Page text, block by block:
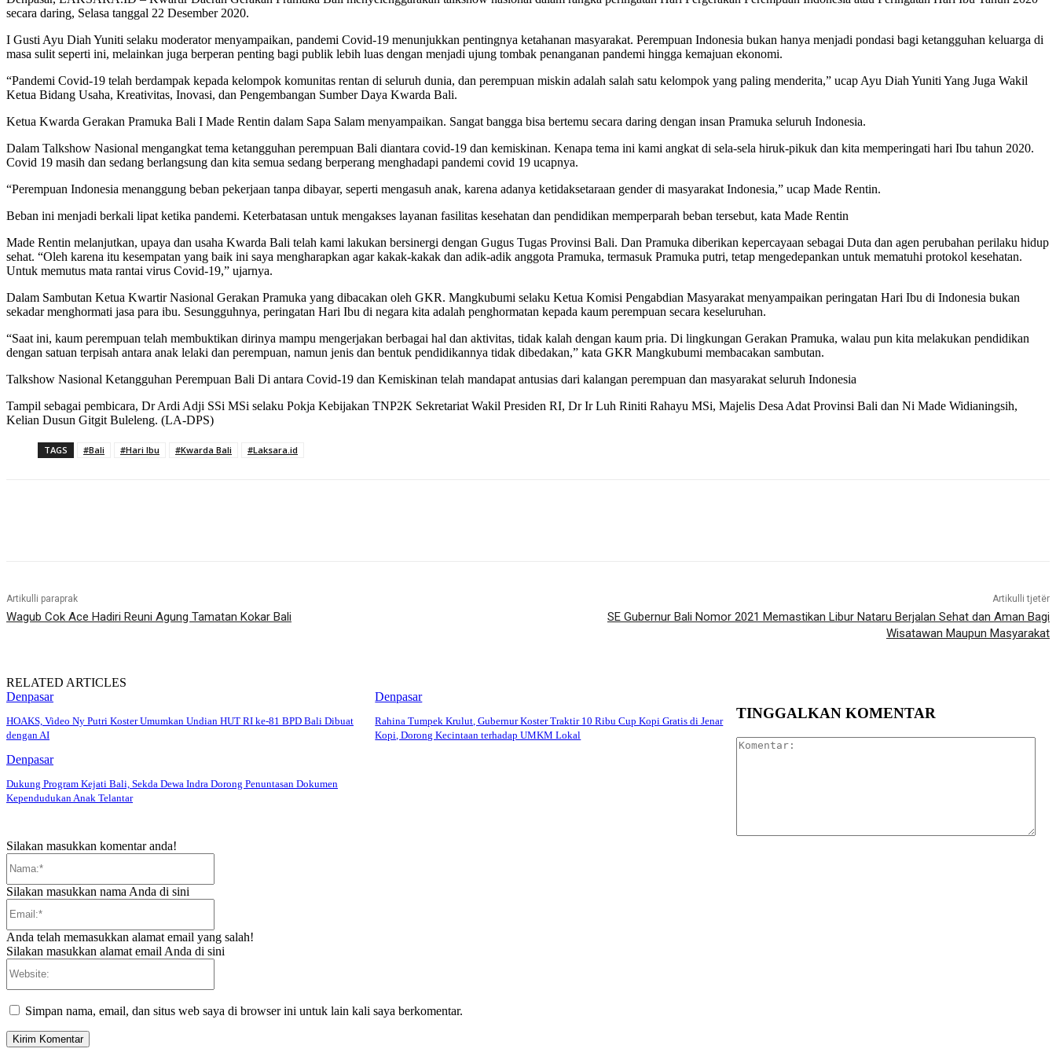
secara daring, Selasa tanggal 22 Desember 2020.
I Gusti Ayu Diah Yuniti selaku moderator menyampaikan, pandemi Covid-19 menunjukkan pentingnya ketahanan masyarakat. Perempuan Indonesia bukan hanya menjadi pondasi bagi ketangguhan keluarga di
masa sulit seperti ini, melainkan juga berperan penting bagi publik lebih luas dengan menjadi ujung tombak penanganan pandemi hingga kemajuan ekonomi.
“Pandemi Covid-19 telah berdampak kepada kelompok komunitas rentan di seluruh dunia, dan perempuan miskin adalah salah satu kelompok yang paling menderita,” ucap Ayu Diah Yuniti Yang Juga Wakil
Ketua Bidang Usaha, Kreativitas, Inovasi, dan Pengembangan Sumber Daya Kwarda Bali.
Ketua Kwarda Gerakan Pramuka Bali I Made Rentin dalam Sapa Salam menyampaikan. Sangat bangga bisa bertemu secara daring dengan insan Pramuka seluruh Indonesia.
Dalam Talkshow Nasional mengangkat tema ketangguhan perempuan Bali diantara covid-19 dan kemiskinan. Kenapa tema ini kami angkat di sela-sela hiruk-pikuk dan kita memperingati hari Ibu tahun 2020.
Covid 19 masih dan sedang berlangsung dan kita semua sedang berperang menghadapi pandemi covid 19 ucapnya.
“Perempuan Indonesia menanggung beban pekerjaan tanpa dibayar, seperti mengasuh anak, karena adanya ketidaksetaraan gender di masyarakat Indonesia,” ucap Made Rentin.
Beban ini menjadi berkali lipat ketika pandemi. Keterbatasan untuk mengakses layanan fasilitas kesehatan dan pendidikan memperparah beban tersebut, kata Made Rentin
Made Rentin melanjutkan, upaya dan usaha Kwarda Bali telah kami lakukan bersinergi dengan Gugus Tugas Provinsi Bali. Dan Pramuka diberikan kepercayaan sebagai Duta dan agen perubahan perilaku hidup
sehat. “Oleh karena itu kesempatan yang baik ini saya mengharapkan agar kakak-kakak dan adik-adik anggota Pramuka, termasuk Pramuka putri, tetap mengedepankan untuk mematuhi protokol kesehatan.
Untuk memutus mata rantai virus Covid-19,” ujarnya.
Dalam Sambutan Ketua Kwartir Nasional Gerakan Pramuka yang dibacakan oleh GKR. Mangkubumi selaku Ketua Komisi Pengabdian Masyarakat menyampaikan peringatan Hari Ibu di Indonesia bukan
sekadar menghormati jasa para ibu. Sesungguhnya, peringatan Hari Ibu di negara kita adalah penghormatan kepada kaum perempuan secara keseluruhan.
“Saat ini, kaum perempuan telah membuktikan dirinya mampu mengerjakan berbagai hal dan aktivitas, tidak kalah dengan kaum pria. Di lingkungan Gerakan Pramuka, walau pun kita melakukan pendidikan
dengan satuan terpisah antara anak lelaki dan perempuan, namun jenis dan bentuk pendidikannya tidak dibedakan,” kata GKR Mangkubumi membacakan sambutan.
Talkshow Nasional Ketangguhan Perempuan Bali Di antara Covid-19 dan Kemiskinan telah mandapat antusias dari kalangan perempuan dan masyarakat seluruh Indonesia
Tampil sebagai pembicara, Dr Ardi Adji SSi MSi selaku Pokja Kebijakan TNP2K Sekretariat Wakil Presiden RI, Dr Ir Luh Riniti Rahayu MSi, Majelis Desa Adat Provinsi Bali dan Ni Made Widianingsih,
Kelian Dusun Gitgit Buleleng. (LA-DPS)
TAGS #Bali #Hari Ibu #Kwarda Bali #Laksara.id
Artikulli paraprak
Wagub Cok Ace Hadiri Reuni Agung Tamatan Kokar Bali
Artikulli tjetër
SE Gubernur Bali Nomor 2021 Memastikan Libur Nataru Berjalan Sehat dan Aman Bagi
Wisatawan Maupun Masyarakat
RELATED ARTICLES
Denpasar
HOAKS, Video Ny Putri Koster Umumkan Undian HUT RI ke-81 BPD Bali Dibuat
dengan AI
Denpasar
Rahina Tumpek Krulut, Gubernur Koster Traktir 10 Ribu Cup Kopi Gratis di Jenar
Kopi, Dorong Kecintaan terhadap UMKM Lokal
Denpasar
Dukung Program Kejati Bali, Sekda Dewa Indra Dorong Penuntasan Dokumen
Kependudukan Anak Telantar
TINGGALKAN KOMENTAR
Silakan masukkan komentar anda!
Silakan masukkan nama Anda di sini
Anda telah memasukkan alamat email yang salah!
Silakan masukkan alamat email Anda di sini
Simpan nama, email, dan situs web saya di browser ini untuk lain kali saya berkomentar.